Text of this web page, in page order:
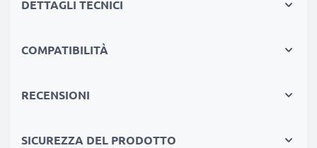
fotocamera Exilim EX-ZR700 verso PC
della tua macchina fotografica Casio
USB 2.0
versioni USB inferiori
DETTAGLI TECNICI
COMPATIBILITÀ
RECENSIONI
SICUREZZA DEL PRODOTTO